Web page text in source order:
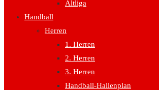
Altliga
Handball
Herren
1. Herren
2. Herren
3. Herren
Handball-Hallenplan